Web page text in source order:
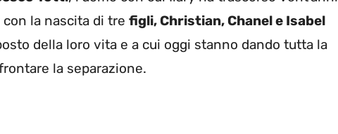
la nascita di tre figli, Christian, Chanel e Isabel
della loro vita e a cui oggi stanno dando tutta la
la separazione.